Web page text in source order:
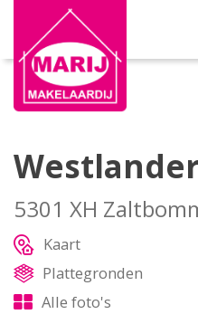
5301 XH
Kaart
Plattegronden
Alle foto's